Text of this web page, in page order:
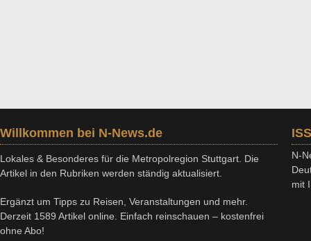
Willkommen bei N-News.de
Lokales & Besonderes für die Metropolregion Stuttgart. Die
Artikel in den Rubriken werden ständig aktualisiert.
Ergänzt um Tipps zu Reisen, Veranstaltungen und mehr.
Derzeit 1589 Artikel online. Einfach reinschauen – kostenfrei
ohne Abo!
N-
mit